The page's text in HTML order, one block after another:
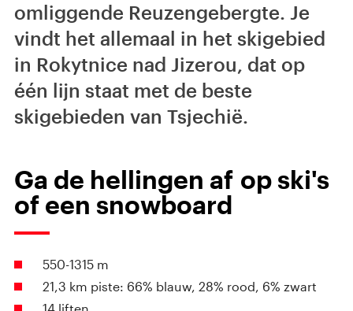
omliggende Reuzengebergte. Je
vindt het allemaal in het skigebied
in Rokytnice nad Jizerou, dat op
één lijn staat met de beste
skigebieden van Tsjechië.
Ga de hellingen af op ski's
of een snowboard
550-1315 m
21,3 km piste: 66% blauw, 28% rood, 6% zwart